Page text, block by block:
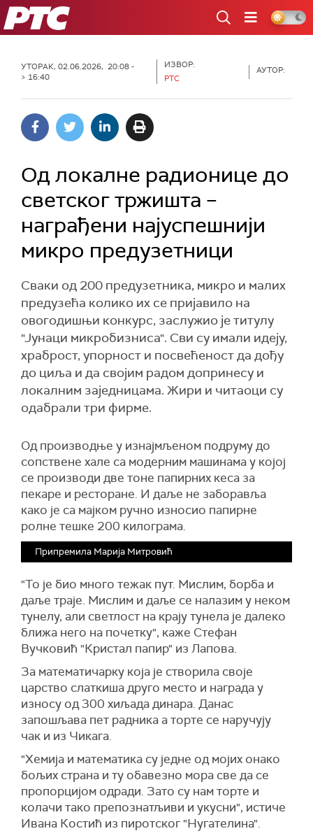
РТС
УТОРАК, 02.06.2026, 20:08 -
> 16:40
ИЗВОР:
РТС
АУТОР:
Од локалне радионице до
светског тржишта –
награђени најуспешнији
микро предузетници
Сваки од 200 предузетника, микро и малих
предузећа колико их се пријавило на
овогодишњи конкурс, заслужио је титулу
"Јунаци микробизниса". Сви су имали идеју,
храброст, упорност и посвећеност да дођу
до циља и да својим радом допринесу и
локалним заједницама. Жири и читаоци су
одабрали три фирме.
Од производње у изнајмљеном подруму до
сопствене хале са модерним машинама у којој
се производи две тоне папирних кеса за
пекаре и ресторане. И даље не заборавља
како је са мајком ручно износио папирне
ролне тешке 200 килограма.
Припремила Марија Митровић
"То је био много тежак пут. Мислим, борба и
даље траје. Мислим и даље се налазим у неком
тунелу, али светлост на крају тунела је далеко
ближа него на почетку", каже Стефан
Вучковић "Кристал папир" из Лапова.
За математичарку која је створила своје
царство слаткиша друго место и награда у
износу од 300 хиљада динара. Данас
запошљава пет радника а торте се наручују
чак и из Чикага.
"Хемија и математика су једне од мојих онако
бољих страна и ту обавезно мора све да се
пропорцијом одради. Зато су нам торте и
колачи тако препознатљиви и укусни", истиче
Ивана Костић из пиротског "Нугателина".